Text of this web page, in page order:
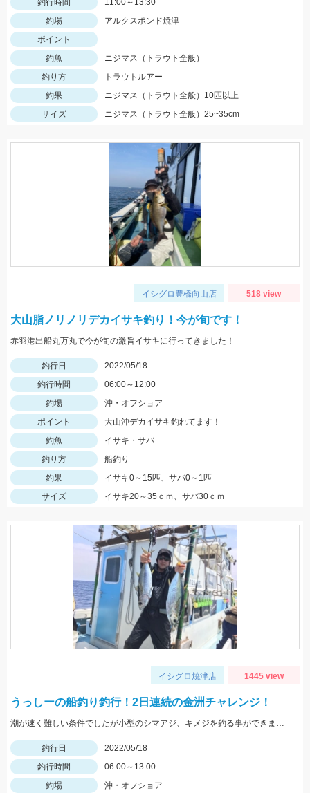
釣行時間
11:00～13:30
釣場
アルクスポンド焼津
ポイント
釣魚
ニジマス（トラウト全般）
釣り方
トラウトルアー
釣果
ニジマス（トラウト全般）10匹以上
サイズ
ニジマス（トラウト全般）25~35cm
イシグロ豊橋向山店 518 view
大山脂ノリノリデカイサキ釣り！今が旬です！
赤羽港出船丸万丸で今が旬の激旨イサキに行ってきました！
釣行日
2022/05/18
釣行時間
06:00～12:00
釣場
沖・オフショア
ポイント
大山沖デカイサキ釣れてます！
釣魚
イサキ・サバ
釣り方
船釣り
釣果
イサキ0～15匹、サバ0～1匹
サイズ
イサキ20～35ｃｍ、サバ30ｃｍ
イシグロ焼津店 1445 view
うっしーの船釣り釣行！2日連続の金洲チャレンジ！
潮が速く難しい条件でしたが小型のシマアジ、キメジを釣る事ができました。
釣行日
2022/05/18
釣行時間
06:00～13:00
釣場
沖・オフショア